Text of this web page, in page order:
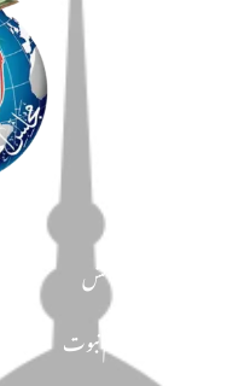
دین و دانش
تحفظ ختم نبوت